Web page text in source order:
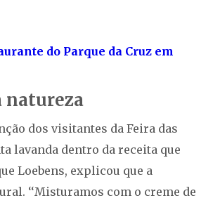
do Parque da Cruz em
natureza
dos visitantes da Feira das
lavanda dentro da receita que
Loebens, explicou que a
‘‘Misturamos com o creme de